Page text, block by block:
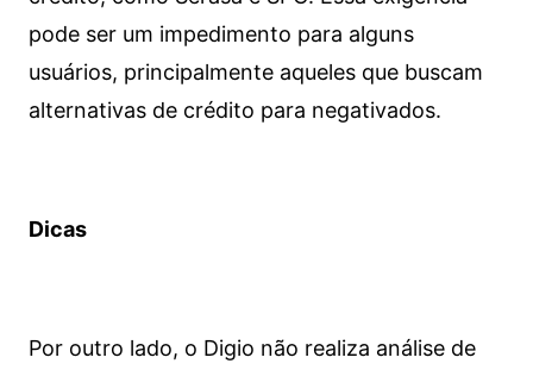
pode ser um impedimento para alguns
usuários, principalmente aqueles que buscam
alternativas de crédito para negativados.
Dicas
Por outro lado, o Digio não realiza análise de